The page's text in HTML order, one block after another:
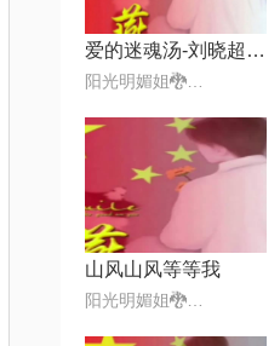
爱的迷魂汤-刘晓超【DJ默涵版】
山风山风等等我